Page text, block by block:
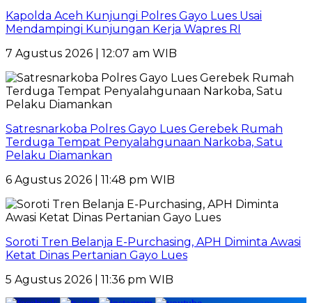
Kapolda Aceh Kunjungi Polres Gayo Lues Usai
Mendampingi Kunjungan Kerja Wapres RI
7 Agustus 2026 | 12:07 am WIB
Satresnarkoba Polres Gayo Lues Gerebek Rumah
Terduga Tempat Penyalahgunaan Narkoba, Satu
Pelaku Diamankan
6 Agustus 2026 | 11:48 pm WIB
Soroti Tren Belanja E-Purchasing, APH Diminta Awasi
Ketat Dinas Pertanian Gayo Lues
5 Agustus 2026 | 11:36 pm WIB